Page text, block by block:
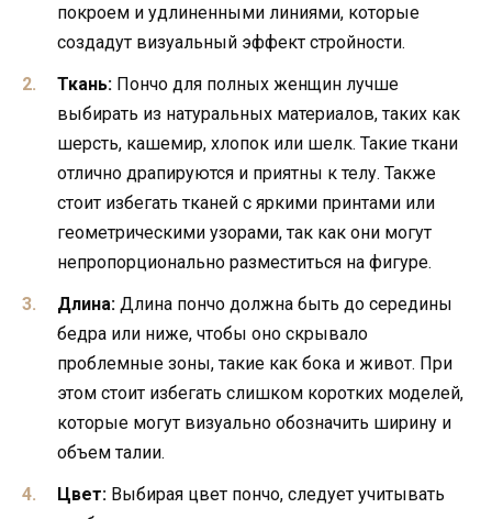
покроем и удлиненными линиями, которые
создадут визуальный эффект стройности.
Ткань: Пончо для полных женщин лучше
выбирать из натуральных материалов, таких как
шерсть, кашемир, хлопок или шелк. Такие ткани
отлично драпируются и приятны к телу. Также
стоит избегать тканей с яркими принтами или
геометрическими узорами, так как они могут
непропорционально разместиться на фигуре.
Длина: Длина пончо должна быть до середины
бедра или ниже, чтобы оно скрывало
проблемные зоны, такие как бока и живот. При
этом стоит избегать слишком коротких моделей,
которые могут визуально обозначить ширину и
объем талии.
Цвет: Выбирая цвет пончо, следует учитывать